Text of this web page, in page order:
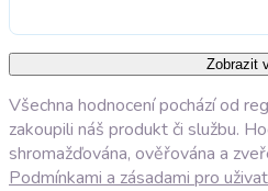
Zobrazit
Všechna hodnocení pochází od
zakoupili náš produkt či službu.
shromažďována, ověřována a
Podmínkami a zásadami pro